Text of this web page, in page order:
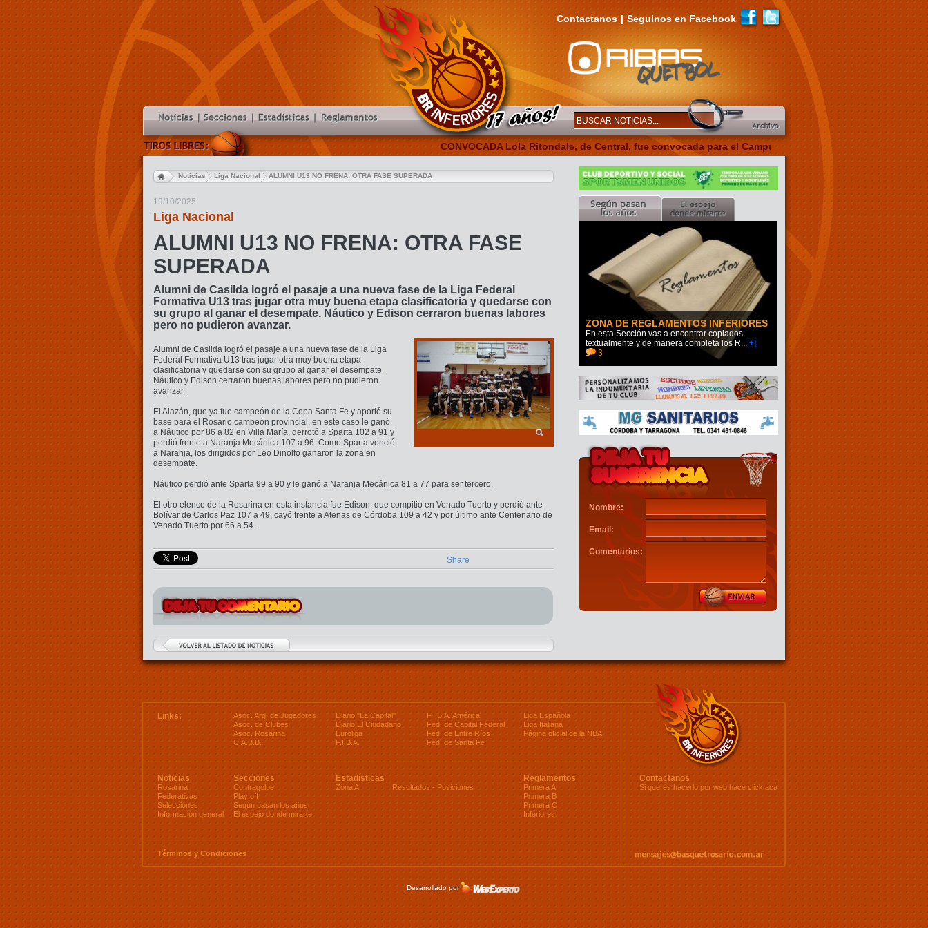
Contactanos | Seguinos en Facebook
CONVOCADA Lola Ritondale, de Central, fue convocada para el Campus de Desarrollo U16 de marzo
ZONA DE REGLAMENTOS INFERIORES
En esta Sección vas a encontrar copiados
textualmente y de manera completa los R...[+]
3
Nombre:
Email:
Comentarios:
Noticias Liga Nacional ALUMNI U13 NO FRENA: OTRA FASE SUPERADA
19/10/2025
Liga Nacional
ALUMNI U13 NO FRENA: OTRA FASE
SUPERADA
Alumni de Casilda logró el pasaje a una nueva fase de la Liga Federal
Formativa U13 tras jugar otra muy buena etapa clasificatoria y quedarse con
su grupo al ganar el desempate. Náutico y Edison cerraron buenas labores
pero no pudieron avanzar.
Alumni de Casilda logró el pasaje a una nueva fase de la Liga
Federal Formativa U13 tras jugar otra muy buena etapa
clasificatoria y quedarse con su grupo al ganar el desempate.
Náutico y Edison cerraron buenas labores pero no pudieron
avanzar.
El Alazán, que ya fue campeón de la Copa Santa Fe y aportó su
base para el Rosario campeón provincial, en este caso le ganó
a Náutico por 86 a 82 en Villa María, derrotó a Sparta 102 a 91 y
perdió frente a Naranja Mecánica 107 a 96. Como Sparta venció
a Naranja, los dirigidos por Leo Dinolfo ganaron la zona en
desempate.
Náutico perdió ante Sparta 99 a 90 y le ganó a Naranja Mecánica 81 a 77 para ser tercero.
El otro elenco de la Rosarina en esta instancia fue Edison, que compitió en Venado Tuerto y perdió ante
Bolívar de Carlos Paz 107 a 49, cayó frente a Atenas de Córdoba 109 a 42 y por último ante Centenario de
Venado Tuerto por 66 a 54.
Share
Links:
Asoc. Arg. de Jugadores
Asoc. de Clubes
Asoc. Rosarina
C.A.B.B.
Diario "La Capital"
Diario El Ciudadano
Euroliga
F.I.B.A.
F.I.B.A. América
Fed. de Capital Federal
Fed. de Entre Ríos
Fed. de Santa Fe
Liga Española
Liga Italiana
Página oficial de la NBA
Noticias
Rosarina
Federativas
Selecciones
Información general
Secciones
Contragolpe
Play off
Según pasan los años
El espejo donde mirarte
Estadísticas
Zona A Resultados - Posiciones
Reglamentos
Primera A
Primera B
Primera C
Inferiores
Términos y Condiciones
Contactanos
Si querés hacerlo por web hace click acá
Desarrollado por